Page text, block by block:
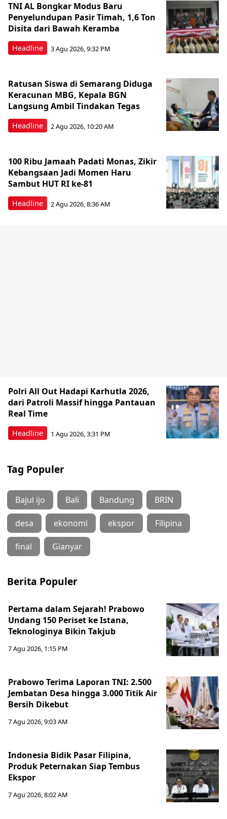
Headline
TNI AL Bongkar Modus Baru
Penyelundupan Pasir Timah, 1,6 Ton
Disita dari Bawah Keramba
3 Agu 2026, 9:32 PM
Headline
Ratusan Siswa di Semarang Diduga
Keracunan MBG, Kepala BGN
Langsung Ambil Tindakan Tegas
2 Agu 2026, 10:20 AM
Headline
100 Ribu Jamaah Padati Monas, Zikir
Kebangsaan Jadi Momen Haru
Sambut HUT RI ke-81
2 Agu 2026, 8:36 AM
Headline
Polri All Out Hadapi Karhutla 2026,
dari Patroli Massif hingga Pantauan
Real Time
1 Agu 2026, 3:31 PM
Tag Populer
Bajul ijo Bali Bandung BRIN
desa ekonomi ekspor Filipina
final Gianyar
Berita Populer
Pertama dalam Sejarah! Prabowo
Undang 150 Periset ke Istana,
Teknologinya Bikin Takjub
7 Agu 2026, 1:15 PM
Prabowo Terima Laporan TNI: 2.500
Jembatan Desa hingga 3.000 Titik Air
Bersih Dikebut
7 Agu 2026, 9:03 AM
Indonesia Bidik Pasar Filipina,
Produk Peternakan Siap Tembus
Ekspor
7 Agu 2026, 8:02 AM